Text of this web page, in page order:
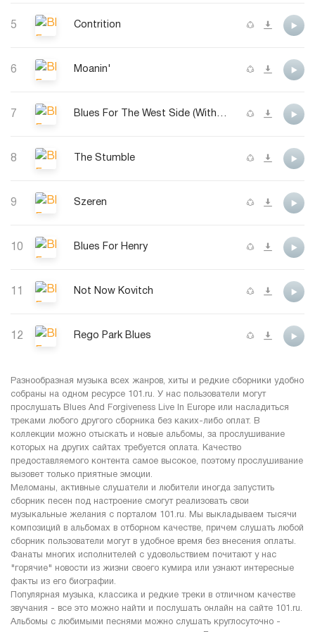
5 Contrition
6 Moanin'
7 Blues For The West Side (With LoveTo Magic Sam)
8 The Stumble
9 Szeren
10 Blues For Henry
11 Not Now Kovitch
12 Rego Park Blues
Разнообразная музыка всех жанров, хиты и редкие сборники удобно
собраны на одном ресурсе 101.ru. У нас пользователи могут
прослушать Blues And Forgiveness Live In Europe или насладиться
треками любого другого сборника без каких-либо оплат. В
коллекции можно отыскать и новые альбомы, за прослушивание
которых на других сайтах требуется оплата. Качество
предоставляемого контента самое высокое, поэтому прослушивание
вызовет только приятные эмоции.
Меломаны, активные слушатели и любители иногда запустить
сборник песен под настроение смогут реализовать свои
музыкальные желания с порталом 101.ru. Мы выкладываем тысячи
композиций в альбомах в отборном качестве, причем слушать любой
сборник пользователи могут в удобное время без внесения оплаты.
Фанаты многих исполнителей с удовольствием почитают у нас
"горячие" новости из жизни своего кумира или узнают интересные
факты из его биографии.
Популярная музыка, классика и редкие треки в отличном качестве
звучания - все это можно найти и послушать онлайн на сайте 101.ru.
Альбомы с любимыми песнями можно слушать круглосуточно -